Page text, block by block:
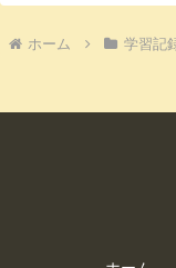
ホーム 学習記